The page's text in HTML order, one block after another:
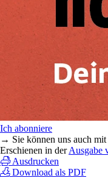
Ich abonniere
→ Sie können uns auch mit
Erschienen in derAusgabe
Ausdrucken
Download als PDF